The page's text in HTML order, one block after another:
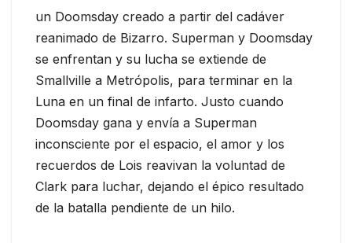
un Doomsday creado a partir del cadáver
reanimado de Bizarro. Superman y Doomsday
se enfrentan y su lucha se extiende de
Smallville a Metrópolis, para terminar en la
Luna en un final de infarto. Justo cuando
Doomsday gana y envía a Superman
inconsciente por el espacio, el amor y los
recuerdos de Lois reavivan la voluntad de
Clark para luchar, dejando el épico resultado
de la batalla pendiente de un hilo.